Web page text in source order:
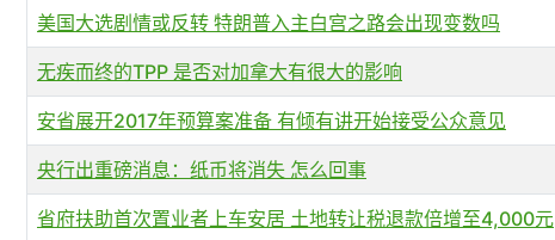
美国大选剧情或反转 特朗普入主白宫之路会出现变数吗
无疾而终的TPP 是否对加拿大有很大的影响
安省展开2017年预算案准备 有倾有讲开始接受公众意见
央行出重磅消息：纸币将消失 怎么回事
省府扶助首次置业者上车安居 土地转让税退款倍增至4,000元